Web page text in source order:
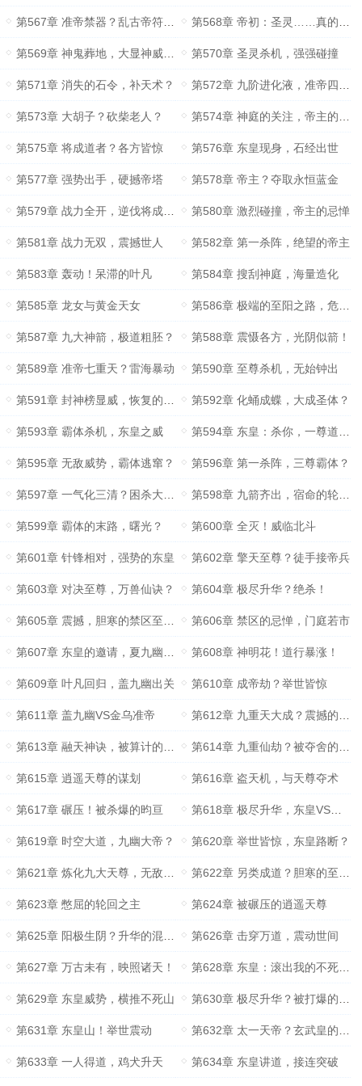
第567章 准帝禁器？乱古帝符的仿品 第568章 帝初：圣灵……真的很强吗？
第569章 神鬼葬地，大显神威的焱妃 第570章 圣灵杀机，强强碰撞
第571章 消失的石令，补天术？ 第572章 九阶进化液，准帝四重天
第573章 大胡子？砍柴老人？ 第574章 神庭的关注，帝主的忌惮
第575章 将成道者？各方皆惊 第576章 东皇现身，石经出世
第577章 强势出手，硬撼帝塔 第578章 帝主？夺取永恒蓝金
第579章 战力全开，逆伐将成道者 第580章 激烈碰撞，帝主的忌惮
第581章 战力无双，震撼世人 第582章 第一杀阵，绝望的帝主
第583章 轰动！呆滞的叶凡 第584章 搜刮神庭，海量造化
第585章 龙女与黄金天女 第586章 极端的至阳之路，危机与机遇？
第587章 九大神箭，极道粗胚？ 第588章 震慑各方，光阴似箭！
第589章 准帝七重天？雷海暴动 第590章 至尊杀机，无始钟出
第591章 封神榜显威，恢复的盖九幽 第592章 化蛹成蝶，大成圣体？
第593章 霸体杀机，东皇之威 第594章 东皇：杀你，一尊道身足以！
第595章 无敌威势，霸体逃窜？ 第596章 第一杀阵，三尊霸体？
第597章 一气化三清？困杀大成霸体 第598章 九箭齐出，宿命的轮回？
第599章 霸体的末路，曙光？ 第600章 全灭！威临北斗
第601章 针锋相对，强势的东皇 第602章 擎天至尊？徒手接帝兵
第603章 对决至尊，万兽仙诀？ 第604章 极尽升华？绝杀！
第605章 震撼，胆寒的禁区至尊们 第606章 禁区的忌惮，门庭若市
第607章 东皇的邀请，夏九幽的担忧 第608章 神明花！道行暴涨！
第609章 叶凡回归，盖九幽出关 第610章 成帝劫？举世皆惊
第611章 盖九幽VS金乌准帝 第612章 九重天大成？震撼的至尊们
第613章 融天神诀，被算计的至尊们 第614章 九重仙劫？被夺舍的金乌
第615章 逍遥天尊的谋划 第616章 盗天机，与天尊夺术
第617章 碾压！被杀爆的昀亘 第618章 极尽升华，东皇VS逍遥天尊
第619章 时空大道，九幽大帝？ 第620章 举世皆惊，东皇路断？
第621章 炼化九大天尊，无敌威势 第622章 另类成道？胆寒的至尊们
第623章 憋屈的轮回之主 第624章 被碾压的逍遥天尊
第625章 阳极生阴？升华的混沌钟 第626章 击穿万道，震动世间
第627章 万古未有，映照诸天！ 第628章 东皇：滚出我的不死山！
第629章 东皇威势，横推不死山 第630章 极尽升华？被打爆的石皇
第631章 东皇山！举世震动 第632章 太一天帝？玄武皇的请求
第633章 一人得道，鸡犬升天 第634章 东皇讲道，接连突破